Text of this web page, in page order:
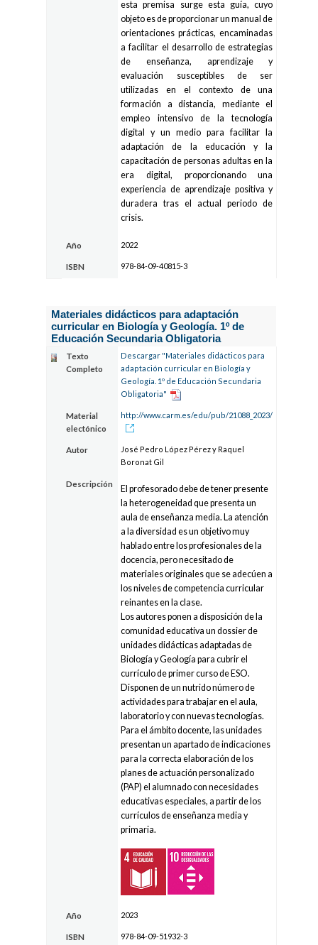
esta premisa surge esta guía, cuyo
objeto es de proporcionar un manual de
orientaciones prácticas, encaminadas
a facilitar el desarrollo de estrategias
de enseñanza, aprendizaje y
evaluación susceptibles de ser
utilizadas en el contexto de una
formación a distancia, mediante el
empleo intensivo de la tecnología
digital y un medio para facilitar la
adaptación de la educación y la
capacitación de personas adultas en la
era digital, proporcionando una
experiencia de aprendizaje positiva y
duradera tras el actual periodo de
crisis.
Año 2022
ISBN 978-84-09-40815-3
Materiales didácticos para adaptación
curricular en Biología y Geología. 1º de
Educación Secundaria Obligatoria
Texto
Completo
Descargar "Materiales didácticos para
adaptación curricular en Biología y
Geología. 1º de Educación Secundaria
Obligatoria"
Material
electónico
http://www.carm.es/edu/pub/21088_2023/
Autor
José Pedro López Pérez y Raquel
Boronat Gil
Descripción
El profesorado debe de tener presente
la heterogeneidad que presenta un
aula de enseñanza media. La atención
a la diversidad es un objetivo muy
hablado entre los profesionales de la
docencia, pero necesitado de
materiales originales que se adecúen a
los niveles de competencia curricular
reinantes en la clase.
Los autores ponen a disposición de la
comunidad educativa un dossier de
unidades didácticas adaptadas de
Biología y Geología para cubrir el
currículo de primer curso de ESO.
Disponen de un nutrido número de
actividades para trabajar en el aula,
laboratorio y con nuevas tecnologías.
Para el ámbito docente, las unidades
presentan un apartado de indicaciones
para la correcta elaboración de los
planes de actuación personalizado
(PAP) el alumnado con necesidades
educativas especiales, a partir de los
currículos de enseñanza media y
primaria.
Año 2023
ISBN 978-84-09-51932-3